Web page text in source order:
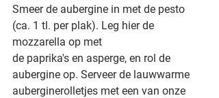
Smeer de aubergine in met de pesto
(ca. 1 tl. per plak). Leg hier de
mozzarella op met
de paprika's en asperge, en rol de
aubergine op. Serveer de lauwwarme
auberginerolletjes met een van onze